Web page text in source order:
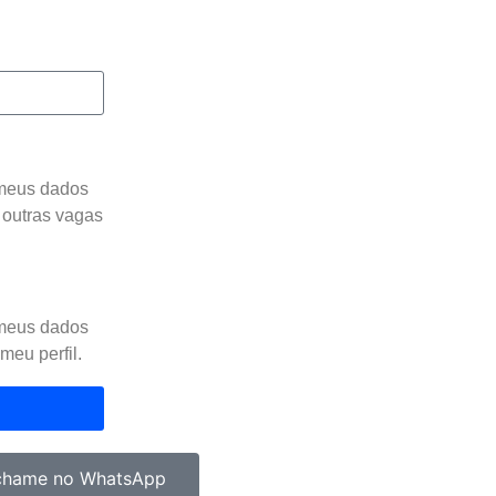
dados
vagas
dados
perfil.
no WhatsApp